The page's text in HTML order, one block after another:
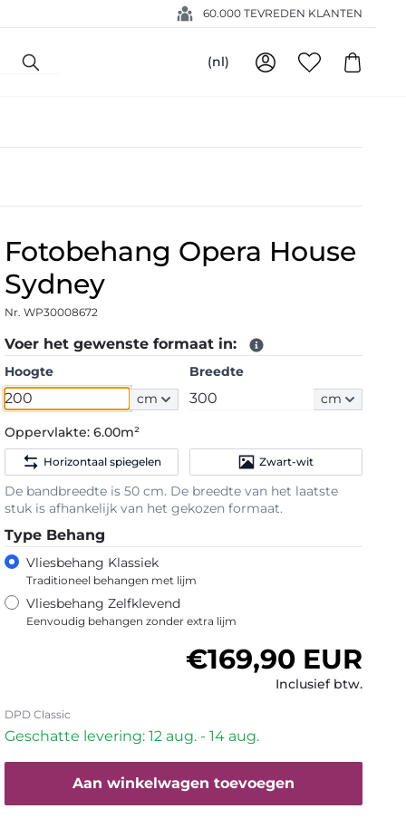
60.000 TEVREDEN KLANTEN
(nl)
Fotobehang Opera House
Sydney
Nr. WP30008672
Voer het gewenste formaat in:
Hoogte
cm
Breedte
cm
Oppervlakte:6.00m²
Horizontaal spiegelen Zwart-wit
De bandbreedte is 50 cm. De breedte van het laatste
stuk is afhankelijk van het gekozen formaat.
Type Behang
Vliesbehang Klassiek
Traditioneel behangen met lijm
Vliesbehang Zelfklevend
Eenvoudig behangen zonder extra lijm
Normale prijs
€169,90 EUR
Inclusief btw.
DPD Classic
Geschatte levering: 12 aug. - 14 aug.
Aan winkelwagen toevoegen